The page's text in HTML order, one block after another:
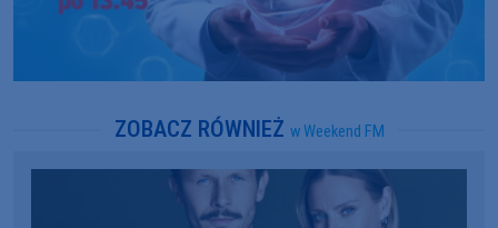
ZOBACZ RÓWNIEŻ w Weekend FM